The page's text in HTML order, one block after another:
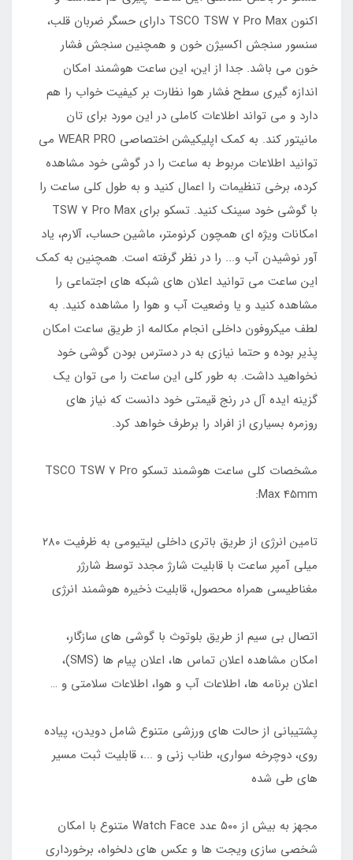
اکنون TSCO TSW 7 Pro Max دارای حسگر ضربان قلب،
سنسور سنجش اکسیژن خون و همچنین سنجش فشار
خون می باشد. جدا از این، این ساعت هوشمند امکان
اندازه گیری سطح فشار هوا نظارت بر کیفیت خواب را هم
دارد و می تواند اطلاعات کاملی در این مورد برای تان
مانیتور کند. به کمک اپلیکیشن اختصاصی WEAR PRO می
توانید اطلاعات مربوط به ساعت را در گوشی خود مشاهده
کرده، برخی تنظیمات را اعمال کنید و به طول کلی ساعت را
با گوشی خود سینک کنید. تسکو برای TSW 7 Pro Max
امکانات ویژه ای همچون کرنومتر، ماشین حساب، آلارم، یاد
آور نوشیدن آب و... را در نظر گرفته است. همچنین به کمک
این ساعت می توانید اعلان های شبکه های اجتماعی را
مشاهده کنید و یا وضعیت آب و هوا را مشاهده کنید. به
لطف میکروفون داخلی انجام مکالمه از طریق ساعت امکان
پذیر بوده و حتما نیازی به در دسترس بودن گوشی خود
نخواهید داشت. به طور کلی این ساعت را می توان یک
گزینه ایده آل در رنج قیمتی خود دانست که نیاز های
روزمره بسیاری از افراد را برطرف خواهد کرد.
مشخصات کلی ساعت هوشمند تسکو TSCO TSW 7 Pro
Max 45mm:
تامین انرژی از طریق باتری داخلی لیتیومی به ظرفیت ۲۸۰
میلی آمپر ساعت با قابلیت شارژ مجدد توسط شارژر
مغناطیسی همراه محصول، قابلیت ذخیره هوشمند انرژی
اتصال بی سیم از طریق بلوتوث با گوشی های سازگار،
امکان مشاهده اعلان تماس ها، اعلان پیام ها (SMS)،
اعلان برنامه ها، اطلاعات آب و هوا، اطلاعات سلامتی و …
پشتیبانی از حالت های ورزشی متنوع شامل دویدن، پیاده
روی، دوچرخه سواری، طناب زنی و ...، قابلیت ثبت مسیر
های طی شده
مجهز به بیش از ۵۰۰ عدد Watch Face متنوع با امکان
شخصی سازی ویجت ها و عکس های دلخواه، برخورداری